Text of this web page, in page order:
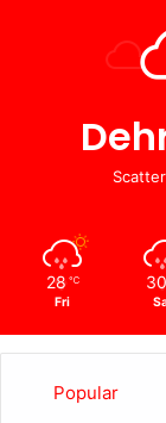
28 ℃
Fri
30
Popular